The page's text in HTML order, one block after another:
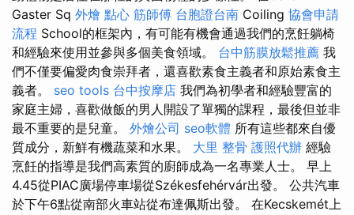
Gaster Sq 外燴 點心 筋師傅 台胞證台南 Coiling 協會申請
流程 School的框架內，有可能有機會通過我們的烹飪躺椅
和經驗來使用並參與多個美食領域。 台中筋膜放鬆推薦 我
們不僅要偏愛肉食崇拜者，還喜歡素食主義者和原始素食主
義者。 seo tools 台中按摩店 我們為初學者和經驗豐富的
家庭主婦，喜歡做飯的男人開設了單獨的課程，最後但並非
最不重要的是兒童。 外燴公司 seo軟體 所有這些都來自優
質成分，新鮮有機蔬菜和水果。 大里 整骨 護照代辦 經驗
烹飪的指導是我們高素質的廚師成為一名專業人士。 早上
4.45從PIAC廣場停車場從Székesfehérvár出發。 公共汽車
於下午6點從南部火車站從布達佩斯出發。 在Kecskemét上